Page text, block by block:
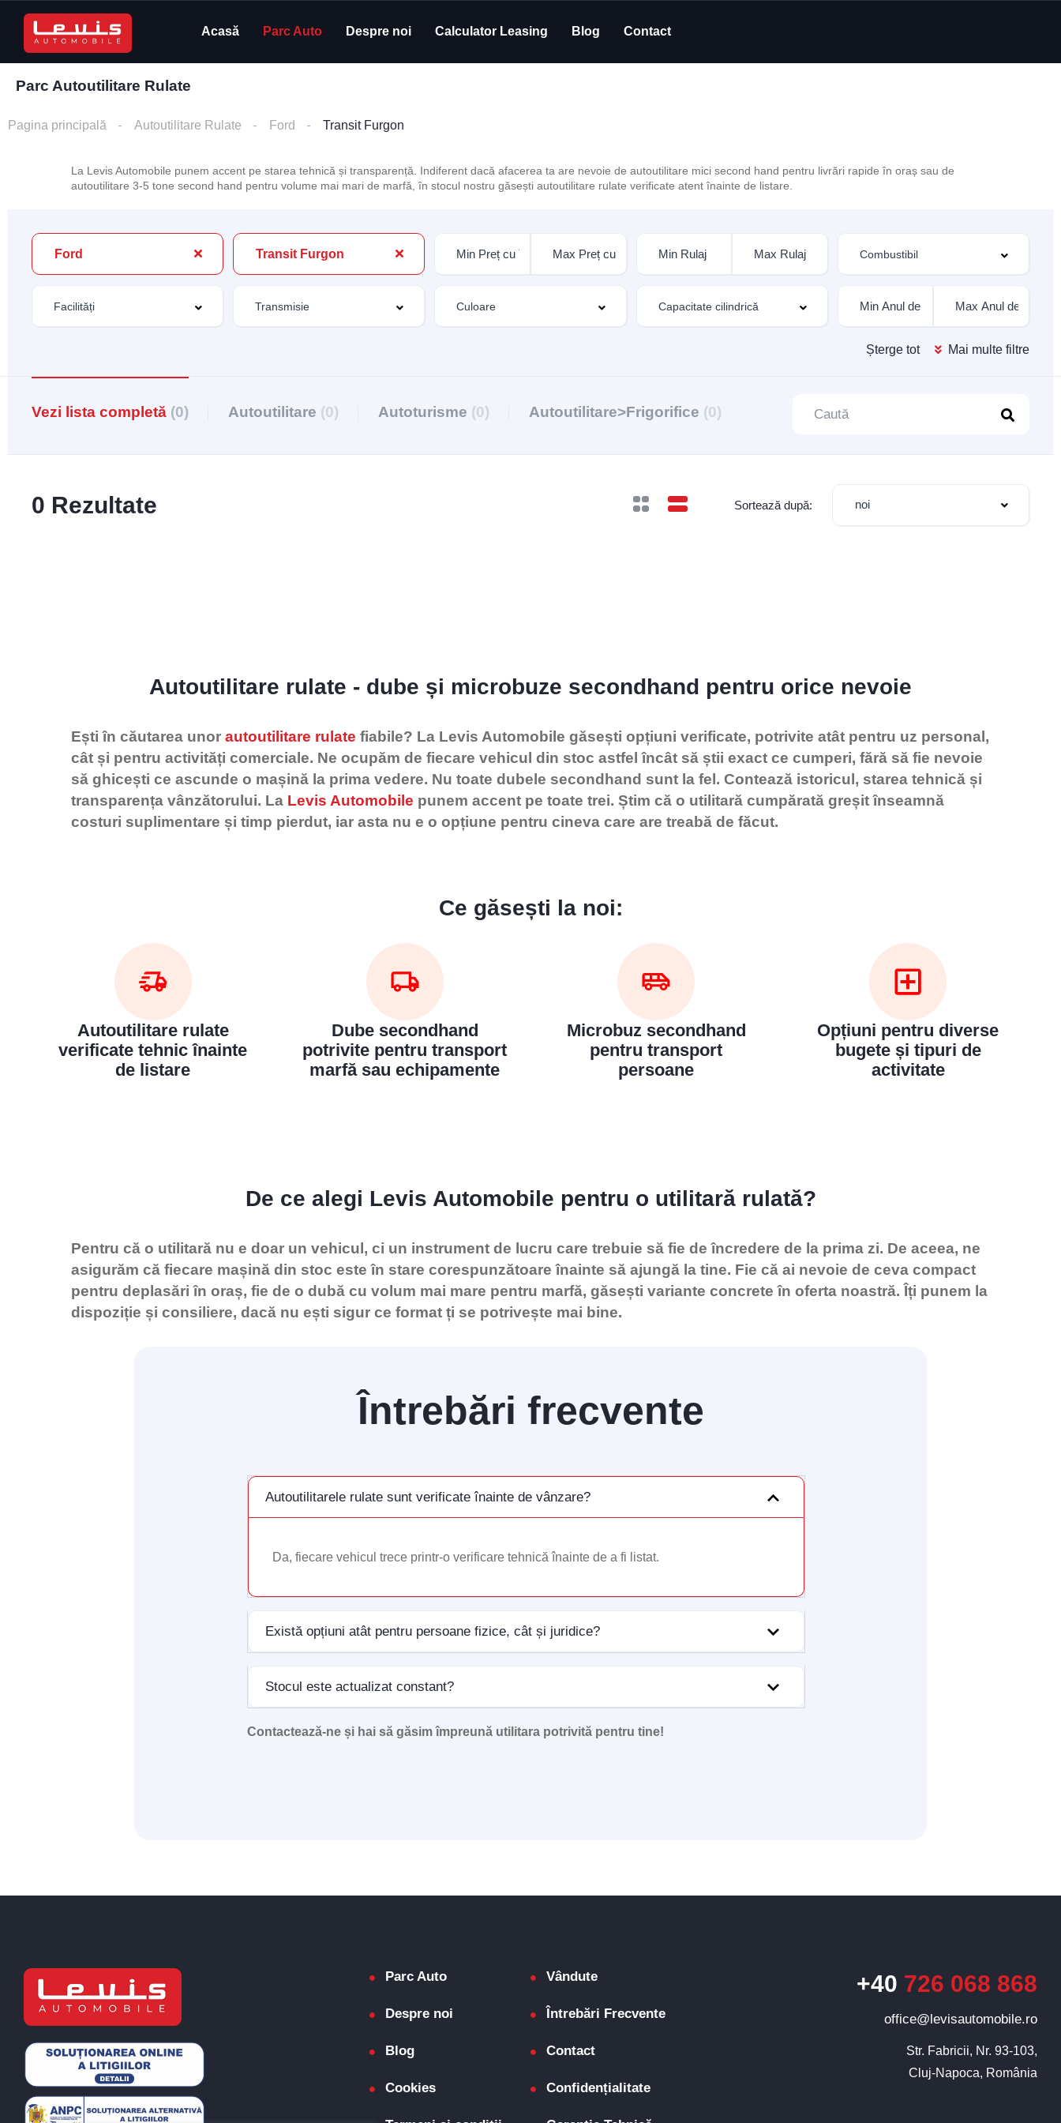
Acasă Parc Auto Despre noi Calculator Leasing Blog Contact
Parc Autoutilitare Rulate
Pagina principală Autoutilitare Rulate Ford Transit Furgon
La Levis Automobile punem accent pe starea tehnică și transparență. Indiferent dacă afacerea ta are nevoie de autoutilitare mici second hand pentru livrări rapide în oraș sau de
autoutilitare 3-5 tone second hand pentru volume mai mari de marfă, în stocul nostru găsești autoutilitare rulate verificate atent înainte de listare.
Ford Transit Furgon
Șterge tot Mai multe filtre
Vezi lista completă (0) Autoutilitare (0) Autoturisme (0) Autoutilitare>Frigorifice (0)
0 Rezultate Sortează după: noi
Autoutilitare rulate - dube și microbuze secondhand pentru orice nevoie
Ești în căutarea unor autoutilitare rulate fiabile? La Levis Automobile găsești opțiuni verificate, potrivite atât pentru uz personal,
cât și pentru activități comerciale. Ne ocupăm de fiecare vehicul din stoc astfel încât să știi exact ce cumperi, fără să fie nevoie
să ghicești ce ascunde o mașină la prima vedere. Nu toate dubele secondhand sunt la fel. Contează istoricul, starea tehnică și
transparența vânzătorului. La Levis Automobile punem accent pe toate trei. Știm că o utilitară cumpărată greșit înseamnă
costuri suplimentare și timp pierdut, iar asta nu e o opțiune pentru cineva care are treabă de făcut.
Ce găsești la noi:
Autoutilitare rulate
verificate tehnic înainte
de listare
Dube secondhand
potrivite pentru transport
marfă sau echipamente
Microbuz secondhand
pentru transport
persoane
Opțiuni pentru diverse
bugete și tipuri de
activitate
De ce alegi Levis Automobile pentru o utilitară rulată?
Pentru că o utilitară nu e doar un vehicul, ci un instrument de lucru care trebuie să fie de încredere de la prima zi. De aceea, ne
asigurăm că fiecare mașină din stoc este în stare corespunzătoare înainte să ajungă la tine. Fie că ai nevoie de ceva compact
pentru deplasări în oraș, fie de o dubă cu volum mai mare pentru marfă, găsești variante concrete în oferta noastră. Îți punem la
dispoziție și consiliere, dacă nu ești sigur ce format ți se potrivește mai bine.
Întrebări frecvente
Autoutilitarele rulate sunt verificate înainte de vânzare?
Da, fiecare vehicul trece printr-o verificare tehnică înainte de a fi listat.
Există opțiuni atât pentru persoane fizice, cât și juridice?
Stocul este actualizat constant?
Contactează-ne și hai să găsim împreună utilitara potrivită pentru tine!
Parc Auto Vândute
Despre noi Întrebări Frecvente
Blog Contact
Cookies Confidențialitate
+40 726 068 868
office@levisautomobile.ro
Str. Fabricii, Nr. 93-103,
Cluj-Napoca, România
AI Agent